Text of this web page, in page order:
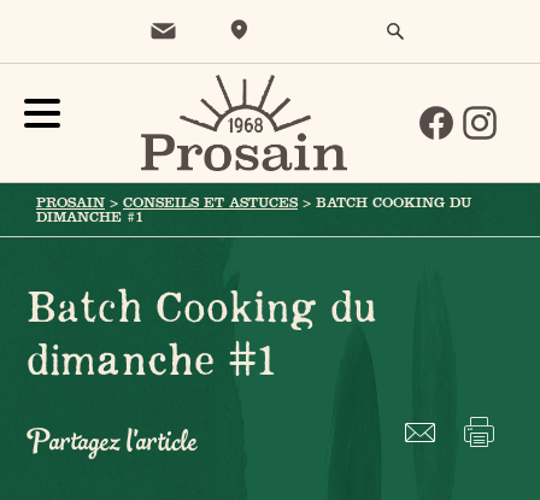
PROSAIN > CONSEILS ET ASTUCES > BATCH COOKING DU
DIMANCHE #1
Batch Cooking du
dimanche #1
Partagez l'article